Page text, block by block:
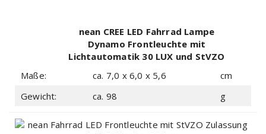
nean CREE LED Fahrrad Lampe
Dynamo Frontleuchte mit
Lichtautomatik 30 LUX und StVZO
Maße: ca. 7,0 x 6,0 x 5,6
cm
Gewicht:
ca. 98 g